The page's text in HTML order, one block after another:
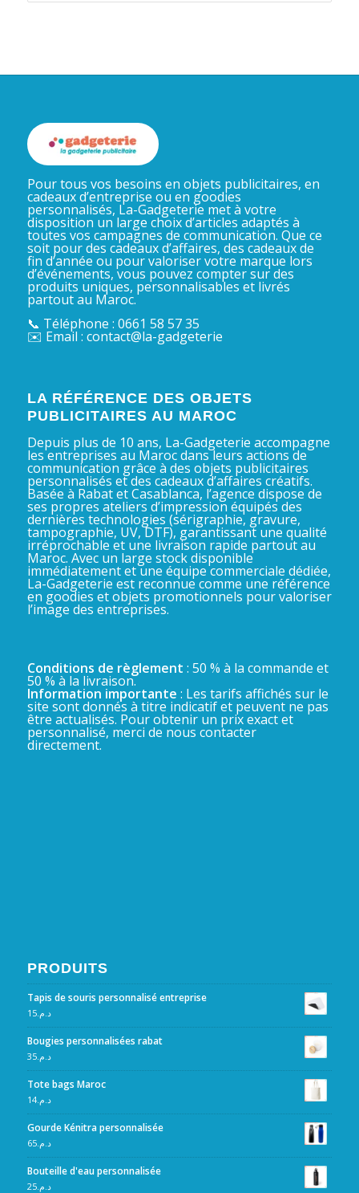
Pour tous vos besoins en objets publicitaires, en
cadeaux d’entreprise ou en goodies
personnalisés, La-Gadgeterie met à votre
disposition un large choix d’articles adaptés à
toutes vos campagnes de communication. Que ce
soit pour des cadeaux d’affaires, des cadeaux de
fin d’année ou pour valoriser votre marque lors
d’événements, vous pouvez compter sur des
produits uniques, personnalisables et livrés
partout au Maroc.
📞 Téléphone : 0661 58 57 35
✉️ Email : contact@la-gadgeterie
LA RÉFÉRENCE DES OBJETS
PUBLICITAIRES AU MAROC
Depuis plus de 10 ans, La-Gadgeterie accompagne
les entreprises au Maroc dans leurs actions de
communication grâce à des objets publicitaires
personnalisés et des cadeaux d’affaires créatifs.
Basée à Rabat et Casablanca, l’agence dispose de
ses propres ateliers d’impression équipés des
dernières technologies (sérigraphie, gravure,
tampographie, UV, DTF), garantissant une qualité
irréprochable et une livraison rapide partout au
Maroc. Avec un large stock disponible
immédiatement et une équipe commerciale dédiée,
La-Gadgeterie est reconnue comme une référence
en goodies et objets promotionnels pour valoriser
l’image des entreprises.
Conditions de règlement : 50 % à la commande et
50 % à la livraison.
Information importante : Les tarifs affichés sur le
site sont donnés à titre indicatif et peuvent ne pas
être actualisés. Pour obtenir un prix exact et
personnalisé, merci de nous contacter
directement.
PRODUITS
Tapis de souris personnalisé entreprise
د.م.15
Bougies personnalisées rabat
د.م.35
Tote bags Maroc
د.م.14
Gourde Kénitra personnalisée
د.م.65
Bouteille d'eau personnalisée
د.م.25